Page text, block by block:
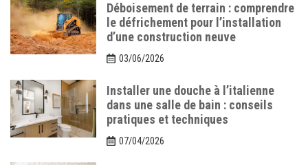
Déboisement de terrain : comprendre
le défrichement pour l’installation
d’une construction neuve
03/06/2026
Installer une douche à l’italienne
dans une salle de bain : conseils
pratiques et techniques
07/04/2026